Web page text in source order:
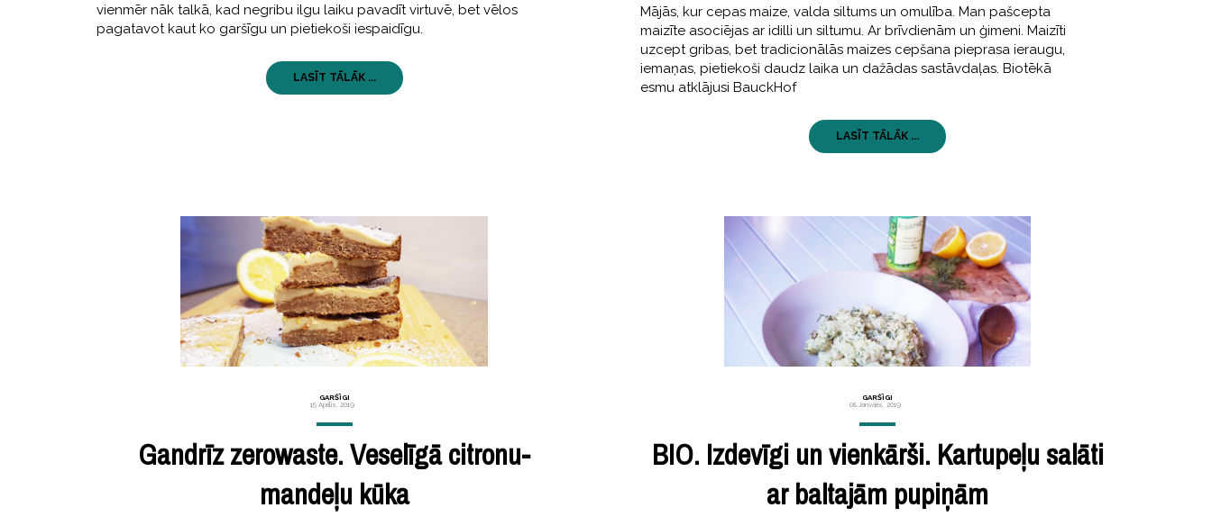
vienmēr nāk talkā, kad negribu ilgu laiku pavadīt virtuvē, bet vēlos
pagatavot kaut ko garšīgu un pietiekoši iespaidīgu.
LASĪT TĀLĀK ...
Mājās, kur cepas maize, valda siltums un omulība. Man pašcepta
maizīte asociējas ar idilli un siltumu. Ar brīvdienām un ģimeni. Maizīti
uzcept gribas, bet tradicionālās maizes cepšana pieprasa ieraugu,
iemaņas, pietiekoši daudz laika un dažādas sastāvdaļas. Biotēkā
esmu atklājusi BauckHof
LASĪT TĀLĀK ...
GARŠĪGI
15 Aprīlis, 2019
Gandrīz zerowaste. Veselīgā citronu-
mandeļu kūka
GARŠĪGI
08 Janvāris, 2019
BIO. Izdevīgi un vienkārši. Kartupeļu salāti
ar baltajām pupiņām